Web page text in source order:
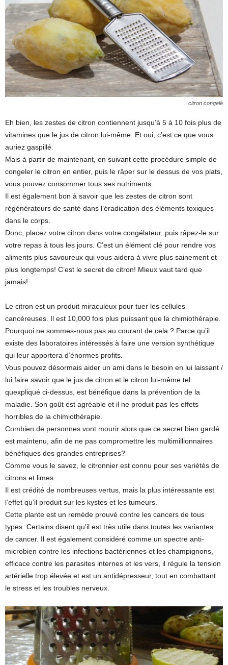
citron congelé
Eh bien, les zestes de citron contiennent jusqu’à 5 à 10 fois plus de
vitamines que le jus de citron lui-même. Et oui, c’est ce que vous
auriez gaspillé.
Mais à partir de maintenant, en suivant cette procédure simple de
congeler le citron en entier, puis le râper sur le dessus de vos plats,
vous pouvez consommer tous ses nutriments.
Il est également bon à savoir que les zestes de citron sont
régénérateurs de santé dans l’éradication des éléments toxiques
dans le corps.
Donc, placez votre citron dans votre congélateur, puis râpez-le sur
votre repas à tous les jours. C’est un élément clé pour rendre vos
aliments plus savoureux qui vous aidera à vivre plus sainement et
plus longtemps! C’est le secret de citron! Mieux vaut tard que
jamais!
Le citron est un produit miraculeux pour tuer les cellules
cancéreuses. Il est 10,000 fois plus puissant que la chimiothérapie.
Pourquoi ne sommes-nous pas au courant de cela ? Parce qu’il
existe des laboratoires intéressés à faire une version synthétique
qui leur apportera d’énormes profits.
Vous pouvez désormais aider un ami dans le besoin en lui laissant /
lui faire savoir que le jus de citron et le citron lui-même tel
quexpliqué ci-dessus, est bénéfique dans la prévention de la
maladie. Son goût est agréable et il ne produit pas les effets
horribles de la chimiothérapie.
Combien de personnes vont mourir alors que ce secret bien gardé
est maintenu, afin de ne pas compromettre les multimillionnaires
bénéfiques des grandes entreprises?
Comme vous le savez, le citronnier est connu pour ses variétés de
citrons et limes.
Il est crédité de nombreuses vertus, mais la plus intéressante est
l’effet qu’il produit sur les kystes et les tumeurs.
Cette plante est un remède prouvé contre les cancers de tous
types. Certains disent qu’il est très utile dans toutes les variantes
de cancer. Il est également considéré comme un spectre anti-
microbien contre les infections bactériennes et les champignons,
efficace contre les parasites internes et les vers, il régule la tension
artérielle trop élevée et est un antidépresseur, tout en combattant
le stress et les troubles nerveux.